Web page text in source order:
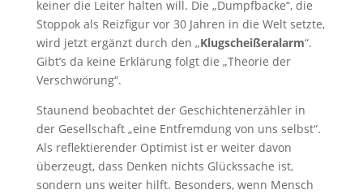
keiner die Leiter halten will. Die „Dumpfbacke“, die
Stoppok als Reizfigur vor 30 Jahren in die Welt setzte,
wird jetzt ergänzt durch den „Klugscheißeralarm“.
Gibt’s da keine Erklärung folgt die „Theorie der
Verschwörung“.
Staunend beobachtet der Geschichtenerzähler in
der Gesellschaft „eine Entfremdung von uns selbst“.
Als reflektierender Optimist ist er weiter davon
überzeugt, dass Denken nichts Glückssache ist,
sondern uns weiter hilft. Besonders, wenn Mensch